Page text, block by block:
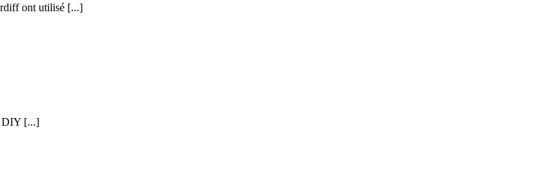
ont utilisé [...]
DIY [...]